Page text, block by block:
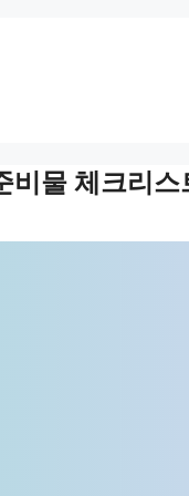
비물 체크리스